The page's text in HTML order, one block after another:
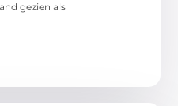
gezien als